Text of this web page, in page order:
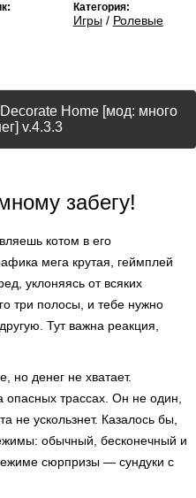
Категория:
Игры/ Ролевые
Home [мод: много
v.4.3.3
забегу!
котом в его
мега крутая, геймплей
уклоняясь от всяких
три полосы, и тебе нужно
Тут важна реакция,
но денег не хватает.
опасных трассах. Он не один,
не ускользнет. Казалось бы,
обычный, бесконечный и
сюрпризы — сундуки с